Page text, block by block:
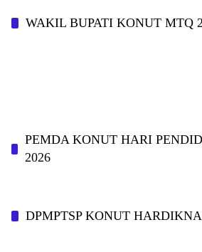
WAKIL BUPATI KONUT MTQ
PEMDA KONUT HARI
2026
DPMPTSP KONUT